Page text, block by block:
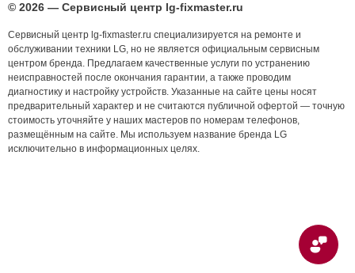
© 2026 — Сервисный центр lg-fixmaster.ru
Сервисный центр lg-fixmaster.ru специализируется на ремонте и
обслуживании техники LG, но не является официальным сервисным
центром бренда. Предлагаем качественные услуги по устранению
неисправностей после окончания гарантии, а также проводим
диагностику и настройку устройств. Указанные на сайте цены носят
предварительный характер и не считаются публичной офертой — точную
стоимость уточняйте у наших мастеров по номерам телефонов,
размещённым на сайте. Мы используем название бренда LG
исключительно в информационных целях.